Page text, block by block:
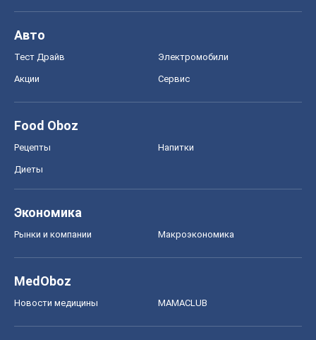
Авто
Тест Драйв Электромобили
Акции Сервис
Food Oboz
Рецепты Напитки
Диеты
Экономика
Рынки и компании Mакроэкономика
MedOboz
Новости медицины MAMACLUB